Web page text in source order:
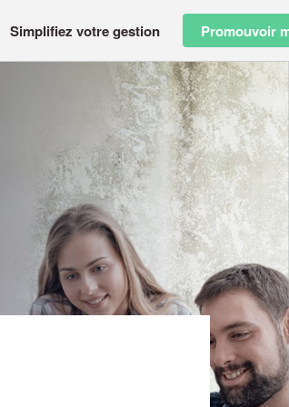
Simplifiez votre gestion Promouvoir